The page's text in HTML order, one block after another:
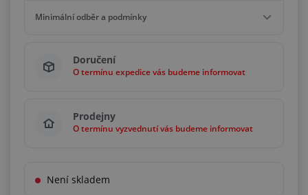
Minimální odběr a podmínky
0,50 m
Bez omezení
Doručení
O termínu expedice vás budeme informovat
Prodejny
O termínu vyzvednutí vás budeme informovat
Není skladem